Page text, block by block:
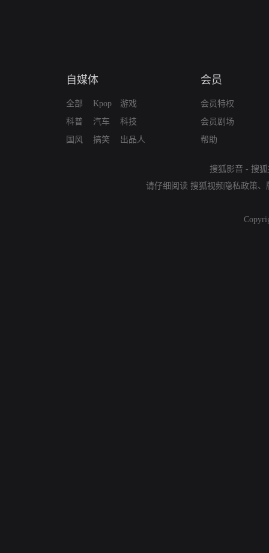
自媒体
全部
科普
国风
Kpop
汽车
搞笑
游戏
科技
出品人
会员
会员特权
会员剧场
帮助
搜狐影音 - 搜
请仔细阅读 搜狐视频隐私政策、